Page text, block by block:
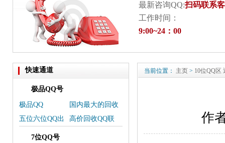
最新咨询QQ:扫码联系
工作时间：
9:00~24：00
快速通道
极品QQ号
极品QQ
国内最大的回收
QQ-交易平台
五位六位QQ出
售号单
高价回收QQ联
系微信
7位QQ号
当前位置： 主页 > 10位QQ区
作